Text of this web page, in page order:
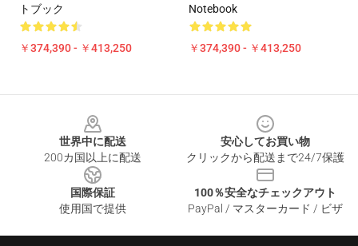
トブック
￥374,390 - ￥413,250
Notebook
￥374,390 - ￥413,250
世界中に配送
200カ国以上に配送
安心してお買い物
クリックから配送まで24/7保護
国際保証
使用国で提供
100％安全なチェックアウト
PayPal / マスターカード / ビザ